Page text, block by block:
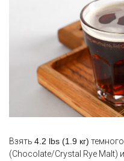
Взять 4.2 lbs (1.9 кг)
(Chocolate/Crystal Rye Malt) и